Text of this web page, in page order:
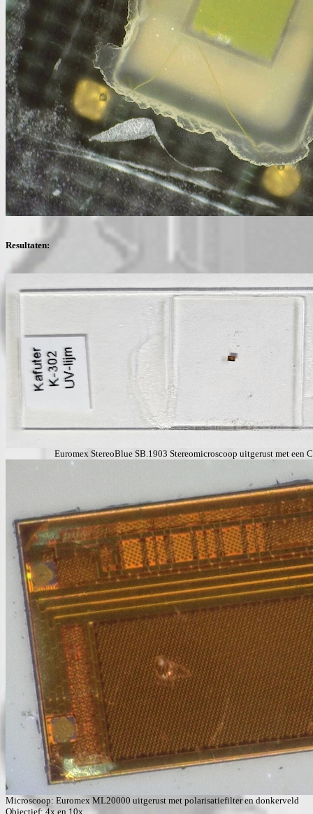
Resultaten:
Euromex StereoBlue SB.1903 Stereomicroscoop uitgerust met een
Microscoop: Euromex ML20000 uitgerust met polarisatiefilter en donkerveld
Objectief: 4x en 10x